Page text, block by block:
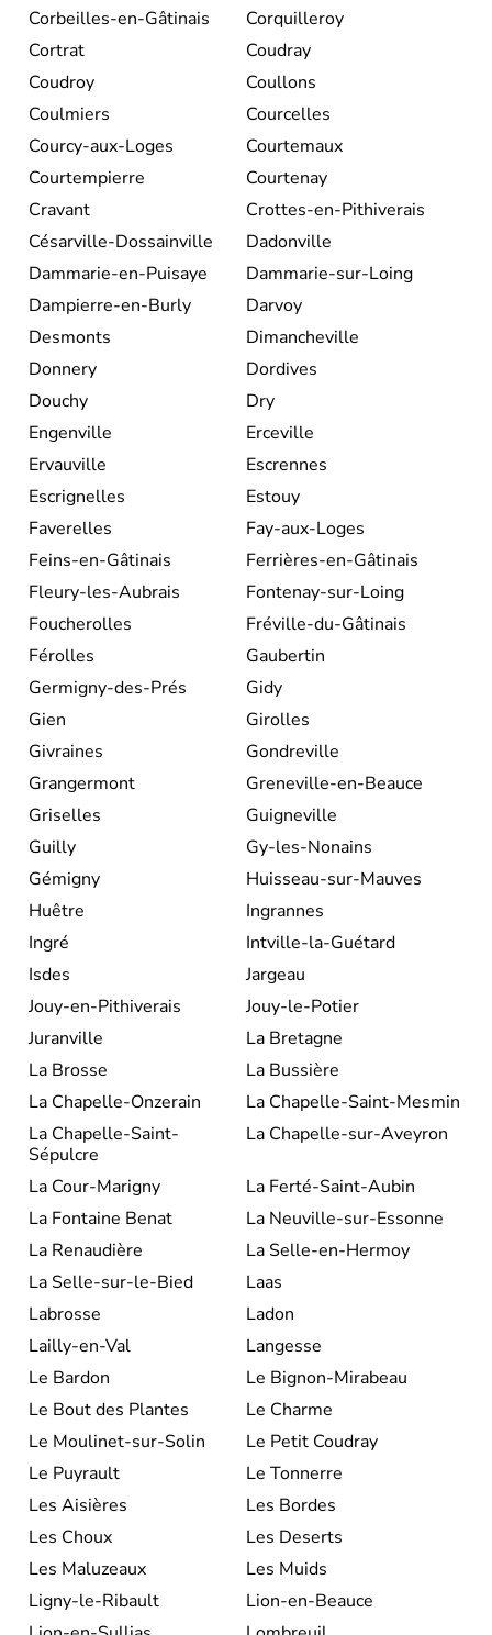
Corbeilles-en-Gâtinais
Corquilleroy
Cortrat
Coudray
Coudroy
Coullons
Coulmiers
Courcelles
Courcy-aux-Loges
Courtemaux
Courtempierre
Courtenay
Cravant
Crottes-en-Pithiverais
Césarville-Dossainville
Dadonville
Dammarie-en-Puisaye
Dammarie-sur-Loing
Dampierre-en-Burly
Darvoy
Desmonts
Dimancheville
Donnery
Dordives
Douchy
Dry
Engenville
Erceville
Ervauville
Escrennes
Escrignelles
Estouy
Faverelles
Fay-aux-Loges
Feins-en-Gâtinais
Ferrières-en-Gâtinais
Fleury-les-Aubrais
Fontenay-sur-Loing
Foucherolles
Fréville-du-Gâtinais
Férolles
Gaubertin
Germigny-des-Prés
Gidy
Gien
Girolles
Givraines
Gondreville
Grangermont
Greneville-en-Beauce
Griselles
Guigneville
Guilly
Gy-les-Nonains
Gémigny
Huisseau-sur-Mauves
Huêtre
Ingrannes
Ingré
Intville-la-Guétard
Isdes
Jargeau
Jouy-en-Pithiverais
Jouy-le-Potier
Juranville
La Bretagne
La Brosse
La Bussière
La Chapelle-Onzerain
La Chapelle-Saint-Mesmin
La Chapelle-Saint-
Sépulcre
La Chapelle-sur-Aveyron
La Cour-Marigny
La Ferté-Saint-Aubin
La Fontaine Benat
La Neuville-sur-Essonne
La Renaudière
La Selle-en-Hermoy
La Selle-sur-le-Bied
Laas
Labrosse
Ladon
Lailly-en-Val
Langesse
Le Bardon
Le Bignon-Mirabeau
Le Bout des Plantes
Le Charme
Le Moulinet-sur-Solin
Le Petit Coudray
Le Puyrault
Le Tonnerre
Les Aisières
Les Bordes
Les Choux
Les Deserts
Les Maluzeaux
Les Muids
Ligny-le-Ribault
Lion-en-Beauce